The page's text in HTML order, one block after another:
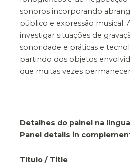
sonoros incorporando
público e expressão musical.
investigar situações de
sonoridade e práticas e
partindo dos objetos
que muitas vezes
Detalhes do painel na
Panel details in
Título / Title